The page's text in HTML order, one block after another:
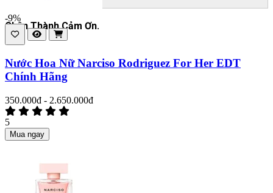
Chân Thành Cảm Ơn.
-9%
Nước Hoa Nữ Narciso Rodriguez For Her EDT
Chính Hãng
350.000đ - 2.650.000đ
5
Mua ngay